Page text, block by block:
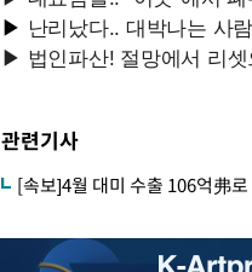
관련기사
[속보]4월 대미 수출 106억弗